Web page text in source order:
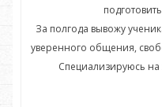
За полгода вывожу
уверенного общения,
Специализируюсь на